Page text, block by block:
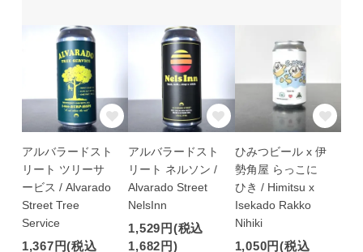
アルバラードスト
リート ツリーサ
ービス / Alvarado
Street Tree
Service
1,367円(税込
アルバラードスト
リート ネルソン /
Alvarado Street
NelsInn
1,529円(税込
1,682円)
ひみつビール x 伊
勢角屋 らっこに
ひき / Himitsu x
Isekado Rakko
Nihiki
1,050円(税込